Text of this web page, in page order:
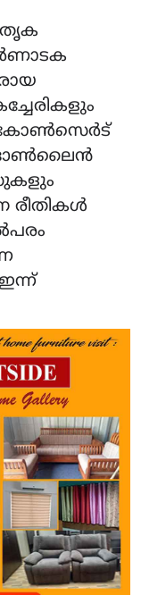
കോൺസെർട്
ഓൺലൈൻ
രീതികൾ